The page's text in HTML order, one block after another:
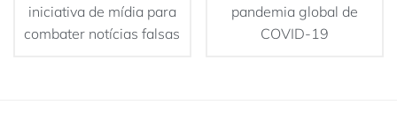
iniciativa de mídia para
combater notícias falsas
pandemia global de
COVID-19